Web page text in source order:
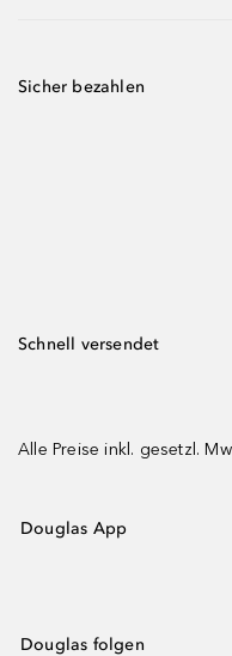
Sicher bezahlen
Schnell versendet
Alle Preise inkl. gesetzl.
Douglas App
Douglas folgen